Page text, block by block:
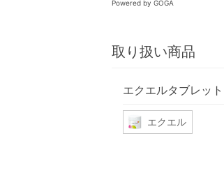
Powered by GOGA
取り扱い商品
エクエルタブレット
エクエル